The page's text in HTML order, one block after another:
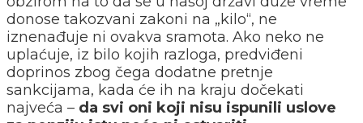
donose takozvani zakoni na „kilo“, ne
iznenađuje ni ovakva sramota. Ako neko ne
uplaćuje, iz bilo kojih razloga, predviđeni
doprinos zbog čega dodatne pretnje
sankcijama, kada će ih na kraju dočekati
najveća – da svi oni koji nisu ispunili uslove